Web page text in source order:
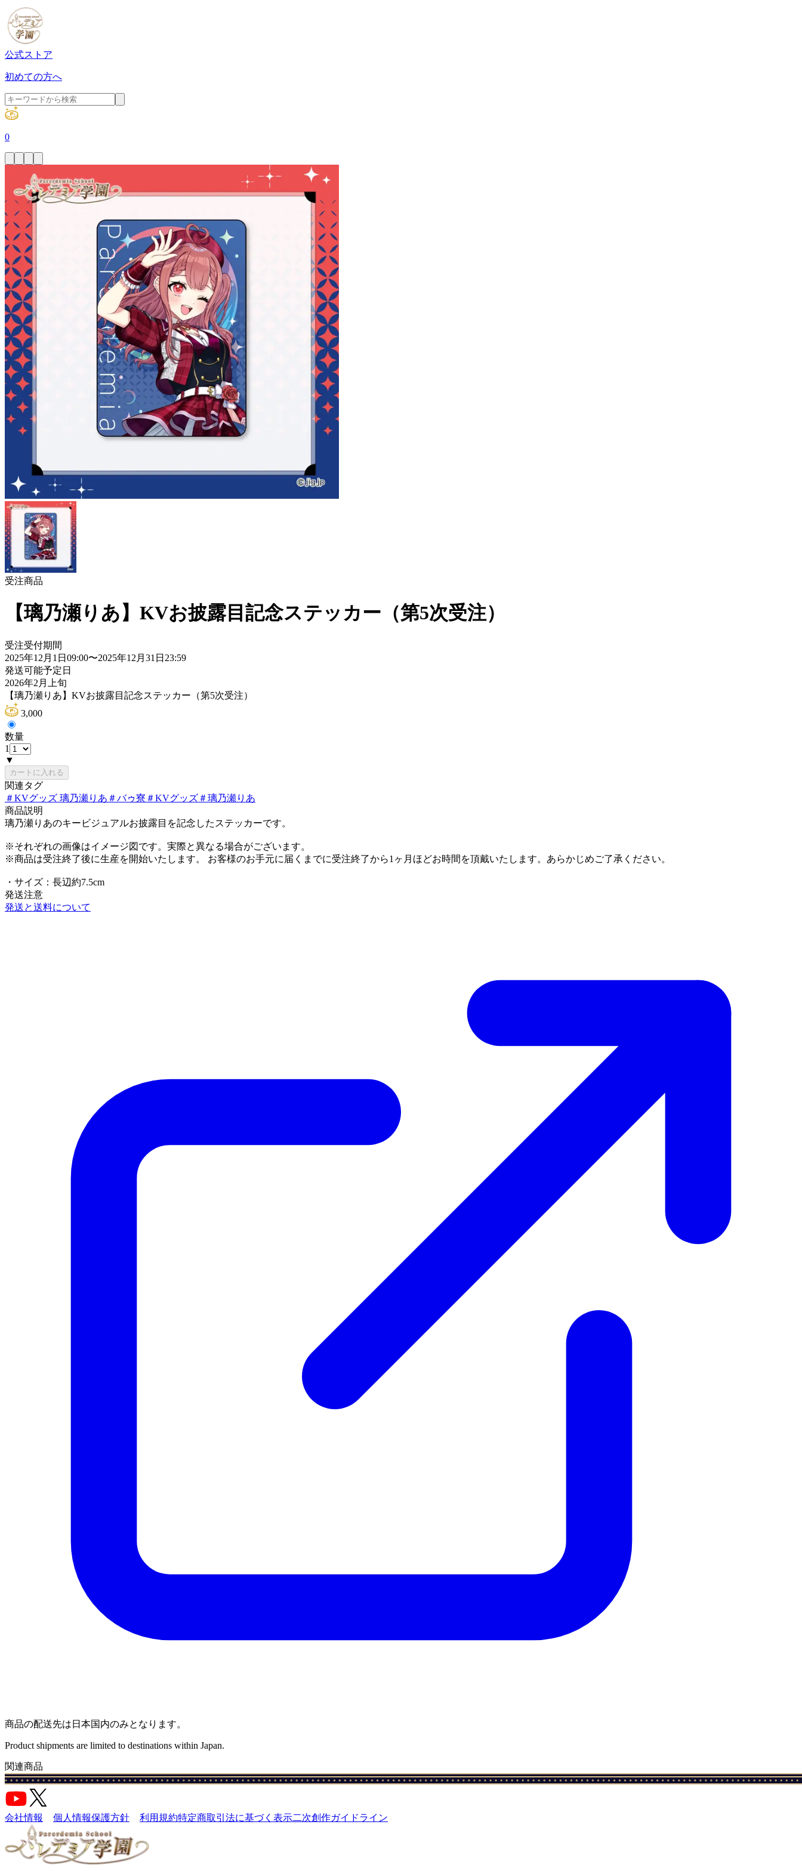
公式ストア
初めての方へ
0
受注商品
【璃乃瀬りあ】KVお披露目記念ステッカー（第5次受注）
受注受付期間
2025年12月1日09:00〜2025年12月31日23:59
発送可能予定日
2026年2月上旬
【璃乃瀬りあ】KVお披露目記念ステッカー（第5次受注）
3,000
数量
1
▼
カートに入れる
関連タグ
＃KVグッズ 璃乃瀬りあ ＃バゥ寮 ＃KVグッズ＃璃乃瀬りあ
商品説明
璃乃瀬りあのキービジュアルお披露目を記念したステッカーです。
※それぞれの画像はイメージ図です。実際と異なる場合がございます。
※商品は受注終了後に生産を開始いたします。 お客様のお手元に届くまでに受注終了から1ヶ月ほどお時間を頂戴いたします。あらかじめご了承ください。
・サイズ：長辺約7.5cm
発送注意
発送と送料について
商品の配送先は日本国内のみとなります。
Product shipments are limited to destinations within Japan.
関連商品
会社情報 個人情報保護方針 利用規約特定商取引法に基づく表示二次創作ガイドライン